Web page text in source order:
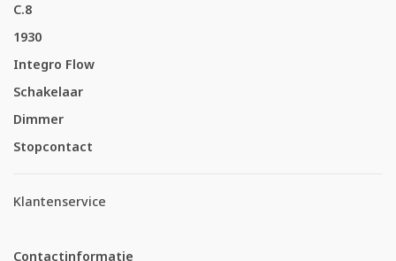
C.8
1930
Integro Flow
Schakelaar
Dimmer
Stopcontact
Klantenservice
Contactinformatie